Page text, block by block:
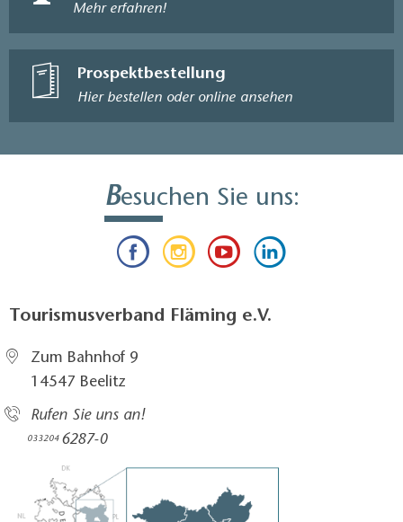
Mehr erfahren!
Prospektbestellung
Hier bestellen oder online ansehen
Besuchen Sie uns:
Tourismusverband Fläming e.V.
Zum Bahnhof 9
14547 Beelitz
Rufen Sie uns an!
033204 6287-0